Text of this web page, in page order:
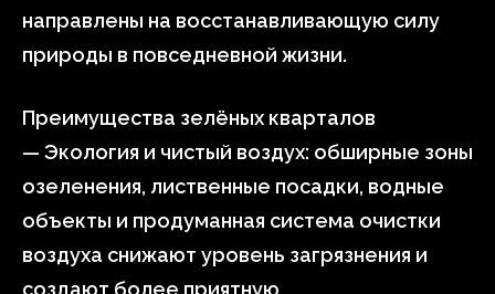
направлены на восстанавливающую силу
природы в повседневной жизни.
Преимущества зелёных кварталов
— Экология и чистый воздух: обширные зоны
озеленения, лиственные посадки, водные
объекты и продуманная система очистки
воздуха снижают уровень загрязнения и
создают более приятную